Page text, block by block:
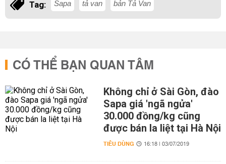
Tag: Sapa tả van bản Tả Van
CÓ THỂ BẠN QUAN TÂM
Không chỉ ở Sài Gòn, đào
Sapa giá 'ngã ngửa'
30.000 đồng/kg cũng
được bán la liệt tại Hà Nội
TIÊU DÙNG 16:18 | 03/07/2019